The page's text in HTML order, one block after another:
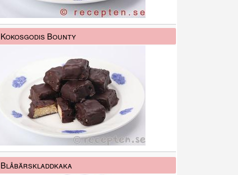
Kokosgodis Bounty
Blåbärskladdkaka